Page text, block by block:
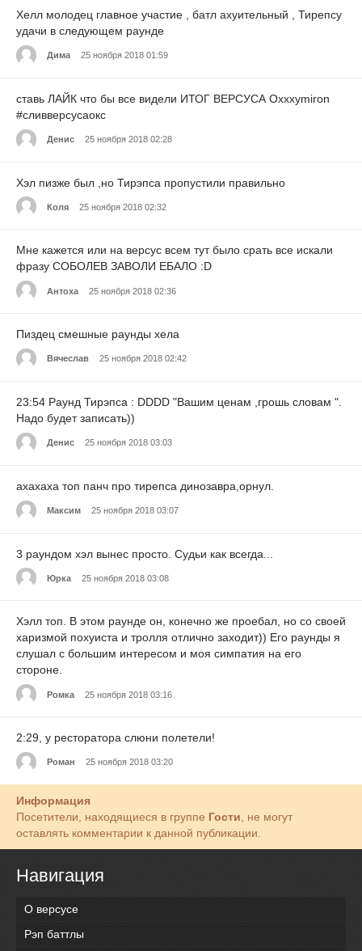
Хелл молодец главное участие , батл ахуительный , Тирепсу
удачи в следующем раунде
Дима 25 ноября 2018 01:59
ставь ЛАЙК что бы все видели ИТОГ ВЕРСУСА Oxxxymiron
#сливверсусаокс
Денис 25 ноября 2018 02:28
Хэл пизже был ,но Тирэпса пропустили правильно
Коля 25 ноября 2018 02:32
Мне кажется или на версус всем тут было срать все искали
фразу СОБОЛЕВ ЗАВОЛИ ЕБАЛО :D
Антоха 25 ноября 2018 02:36
Пиздец смешные раунды хела
Вячеслав 25 ноября 2018 02:42
23:54 Раунд Тирэпса : DDDD "Вашим ценам ,грошь словам ".
Надо будет записать))
Денис 25 ноября 2018 03:03
ахахаха топ панч про тирепса динозавра,орнул.
Максим 25 ноября 2018 03:07
3 раундом хэл вынес просто. Судьи как всегда...
Юрка 25 ноября 2018 03:08
Хэлл топ. В этом раунде он, конечно же проебал, но со своей
харизмой похуиста и тролля отлично заходит)) Его раунды я
слушал с большим интересом и моя симпатия на его
стороне.
Ромка 25 ноября 2018 03:16
2:29, у ресторатора слюни полетели!
Роман 25 ноября 2018 03:20
Информация
Посетители, находящиеся в группе Гости , не могут
оставлять комментарии к данной публикации.
Навигация
О версусе
Рэп баттлы